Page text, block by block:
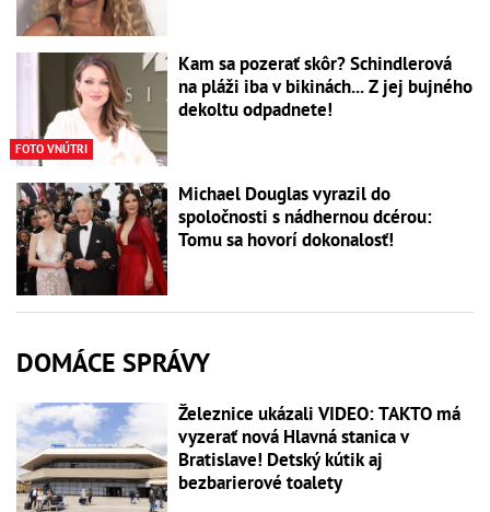
FOTO VNÚTRI
Kam sa pozerať skôr? Schindlerová
na pláži iba v bikinách... Z jej bujného
dekoltu odpadnete!
Michael Douglas vyrazil do
spoločnosti s nádhernou dcérou:
Tomu sa hovorí dokonalosť!
DOMÁCE SPRÁVY
Železnice ukázali VIDEO: TAKTO má
vyzerať nová Hlavná stanica v
Bratislave! Detský kútik aj
bezbarierové toalety